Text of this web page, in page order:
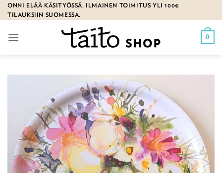
Skip
to
ONNI ELÄÄ KÄSITYÖSSÄ. ILMAINEN TOIMITUS YLI 100€
TILAUKSIIN SUOMESSA.
0